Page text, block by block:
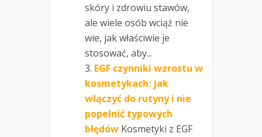
skóry i zdrowiu stawów,
ale wiele osób wciąż nie
wie, jak właściwie je
stosować, aby...
EGF czynniki wzrostu w
kosmetykach: jak
włączyć do rutyny i nie
popełnić typowych
błędów Kosmetyki z EGF